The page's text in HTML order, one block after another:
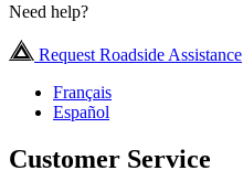
Need help?
Request Roadside Assistance
Français
Español
Customer Service